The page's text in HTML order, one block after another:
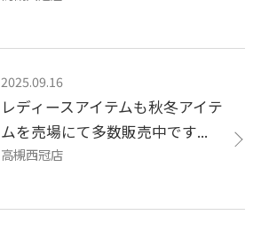
2025.09.16
レディースアイテムも秋冬アイテ
ムを売場にて多数販売中です...
高槻西冠店